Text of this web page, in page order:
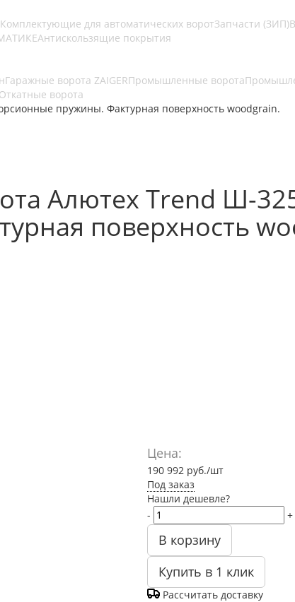
Комплектующие для автоматических воротЗапчасти (ЗИП)
Антискользящие покрытия
Гаражные ворота ZAIGERПромышленные ворота
Откатные ворота
пружины. Фактурная поверхность woodgrain.
Алютех Trend Ш-
поверхность
Цена:
190 992 руб./шт
Под заказ
Нашли дешевле?
-
+
В корзину
Купить в 1 клик
Рассчитать доставку